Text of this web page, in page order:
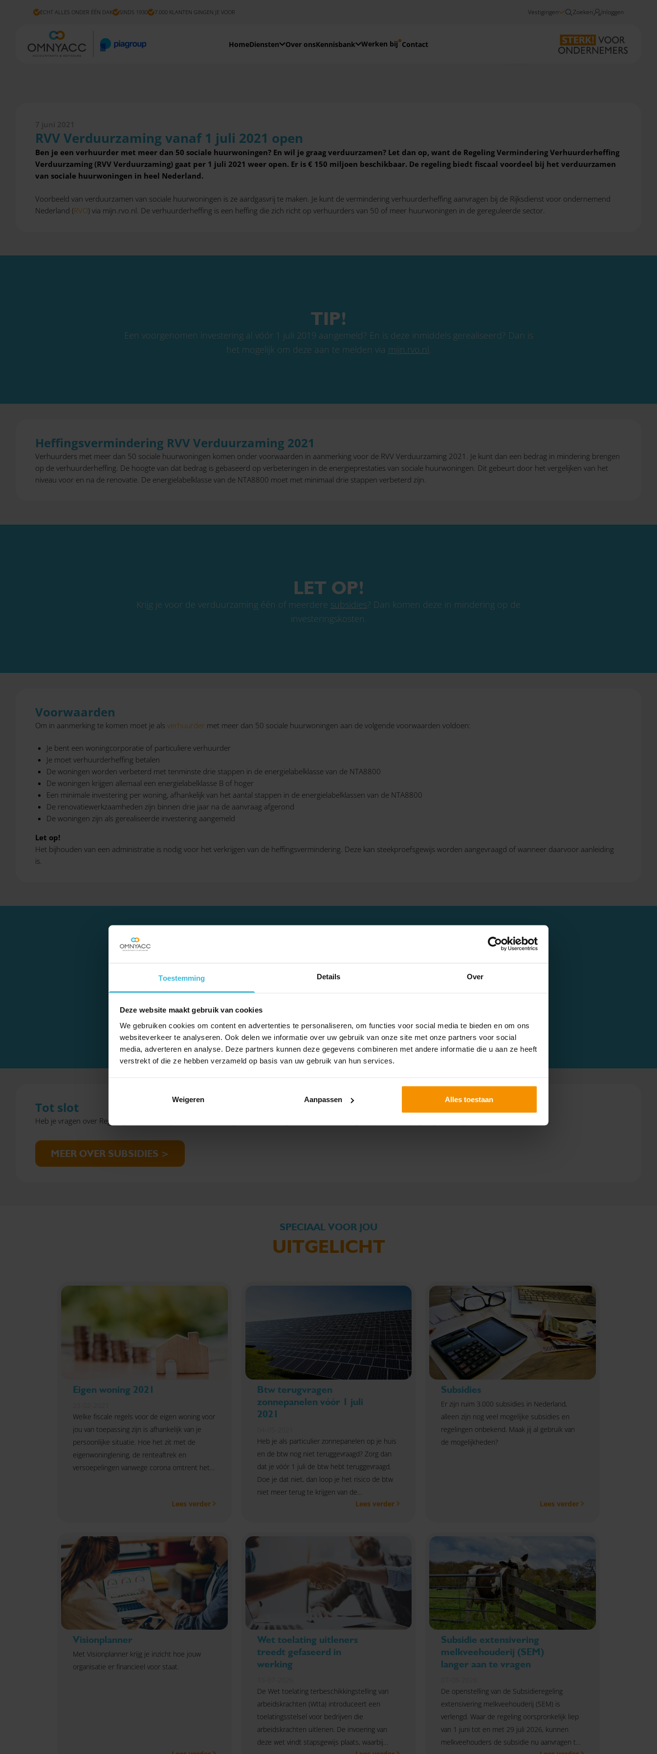
Toestemming Details Over
Deze website maakt gebruik van cookies
We gebruiken cookies om content en advertenties te personaliseren, om functies voor social media te bieden en om ons
websiteverkeer te analyseren. Ook delen we informatie over uw gebruik van onze site met onze partners voor social
media, adverteren en analyse. Deze partners kunnen deze gegevens combineren met andere informatie die u aan ze heeft
verstrekt of die ze hebben verzameld op basis van uw gebruik van hun services.
Weigeren Aanpassen Alles toestaan
ECHT ALLES ONDER ÉÉN DAK SINDS 1930 7.000 KLANTEN GINGEN JE VOOR Vestigingen Zoeken Inloggen
HomeDiensten Over onsKennisbank Werken bij Contact
RVV Verduurzaming vanaf 1 juli 2021 open
7 juni 2021
RVV Verduurzaming vanaf 1 juli 2021 open
Ben je een verhuurder met meer dan 50 sociale huurwoningen? En wil je graag verduurzamen? Let dan op, want de Regeling Vermindering Verhuurderheffing
Verduurzaming (RVV Verduurzaming) gaat per 1 juli 2021 weer open. Er is € 150 miljoen beschikbaar. De regeling biedt fiscaal voordeel bij het verduurzamen
van sociale huurwoningen in heel Nederland.
Voorbeeld van verduurzamen van sociale huurwoningen is ze aardgasvrij te maken. Je kunt de vermindering verhuurderheffing aanvragen bij de Rijksdienst voor ondernemend
Nederland (RVO) via mijn.rvo.nl. De verhuurderheffing is een heffing die zich richt op verhuurders van 50 of meer huurwoningen in de gereguleerde sector.
TIP!
Een voorgenomen investering al vóór 1 juli 2019 aangemeld? En is deze inmiddels gerealiseerd? Dan is
het mogelijk om deze aan te melden via mijn.rvo.nl
Heffingsvermindering RVV Verduurzaming 2021
Verhuurders met meer dan 50 sociale huurwoningen komen onder voorwaarden in aanmerking voor de RVV Verduurzaming 2021. Je kunt dan een bedrag in mindering brengen
op de verhuurderheffing. De hoogte van dat bedrag is gebaseerd op verbeteringen in de energieprestaties van sociale huurwoningen. Dit gebeurt door het vergelijken van het
niveau voor en na de renovatie. De energielabelklasse van de NTA8800 moet met minimaal drie stappen verbeterd zijn.
LET OP!
Krijg je voor de verduurzaming één of meerdere subsidies? Dan komen deze in mindering op de
investeringskosten.
Voorwaarden
Om in aanmerking te komen moet je als verhuurder met meer dan 50 sociale huurwoningen aan de volgende voorwaarden voldoen:
Je bent een woningcorporatie of particuliere verhuurder
Je moet verhuurderheffing betalen
De woningen worden verbeterd met tenminste drie stappen in de energielabelklasse van de NTA8800
De woningen krijgen allemaal een energielabelklasse B of hoger
Een minimale investering per woning, afhankelijk van het aantal stappen in de energielabelklassen van de NTA8800
De renovatiewerkzaamheden zijn binnen drie jaar na de aanvraag afgerond
De woningen zijn als gerealiseerde investering aangemeld
Let op!
Het bijhouden van een administratie is nodig voor het verkrijgen van de heffingsvermindering. Deze kan steekproefsgewijs worden aangevraagd of wanneer daarvoor aanleiding
is.
LET OP!
Betaalde verhuurderheffing is aftrekbaar in de Vennootschapsbelasting. Momenteel loopt er een
Tot slot
Heb je vragen over Regeling Vermindering Verhuurderheffing Verduurzaming (RVV Verduurzaming)? Wij adviseren je graag. Neem gerust met ons op.
MEER OVER SUBSIDIES >
SPECIAAL VOOR JOU
UITGELICHT
Eigen woning 2021
Welke fiscale regels voor de eigen woning voor
jou van toepassing zijn is afhankelijk van je
persoonlijke situatie. Hoe het zit met de
eigenwoninglening, de renteaftrek en
versoepelingen vanwege corona omtrent het
Lees verder
Btw terugvragen
zonnepanelen vóór 1 juli
2021
Heb je als particulier zonnepanelen op je huis
en de btw nog niet teruggevraagd? Zorg dan
dat je vóór 1 juli de btw hebt teruggevraagd.
Doe je dat niet, dan loop je het risico de btw
niet meer terug te krijgen van de
Lees verder
Subsidies
Er zijn ruim 3.000 subsidies in Nederland,
alleen zijn nog veel mogelijke subsidies en
regelingen onbekend. Maak jij al gebruik van
de mogelijkheden?
Lees verder
Visionplanner
Met Visionplanner krijg je inzicht hoe jouw
organisatie er financieel voor staat.
Wet toelating uitleners
treedt gefaseerd in
werking
De Wet toelating terbeschikkingstelling van
arbeidskrachten (Wtta) introduceert een
toelatingsstelsel voor bedrijven die
arbeidskrachten uitlenen. De invoering van
deze wet vindt stapsgewijs plaats, waarbij
Subsidie extensivering
melkveehouderij (SEM)
langer aan te vragen
De openstelling van de Subsidieregeling
extensivering melkveehouderij (SEM) is
verlengd. Waar de regeling oorspronkelijk liep
van 1 juni tot en met 29 juli 2026, kunnen
melkveehouders de subsidie nu aanvragen tot